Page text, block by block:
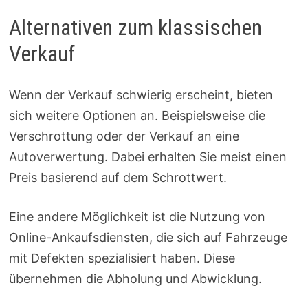
Alternativen zum klassischen
Verkauf
Wenn der Verkauf schwierig erscheint, bieten
sich weitere Optionen an. Beispielsweise die
Verschrottung oder der Verkauf an eine
Autoverwertung. Dabei erhalten Sie meist einen
Preis basierend auf dem Schrottwert.
Eine andere Möglichkeit ist die Nutzung von
Online-Ankaufsdiensten, die sich auf Fahrzeuge
mit Defekten spezialisiert haben. Diese
übernehmen die Abholung und Abwicklung.